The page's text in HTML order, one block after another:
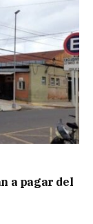
a pagar del